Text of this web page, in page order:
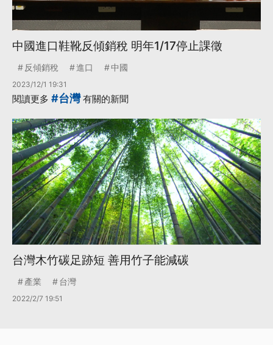
中國進口鞋靴反傾銷稅 明年1/17停止課徵
反傾銷稅 進口 中國
2023/12/1 19:31
閱讀更多 #台灣有關的新聞
台灣木竹碳足跡短 善用竹子能減碳
產業 台灣
2022/2/7 19:51